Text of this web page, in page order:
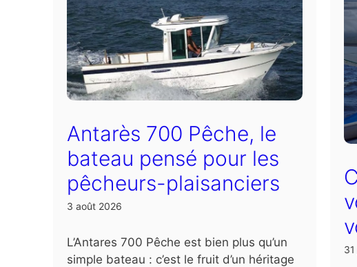
Antarès 700 Pêche, le
bateau pensé pour les
pêcheurs-plaisanciers
3 août 2026
L’Antares 700 Pêche est bien plus qu’un
simple bateau : c’est le fruit d’un héritage